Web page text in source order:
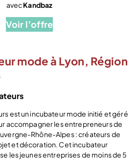
avecKandbaz
Voir l’offre
mode à Lyon, Région
est un incubateur mode initié et géré
accompagner les entrepreneurs de
Rhône-Alpes : créateurs de
et décoration. Cet incubateur
les jeunes entreprises de moins de 5